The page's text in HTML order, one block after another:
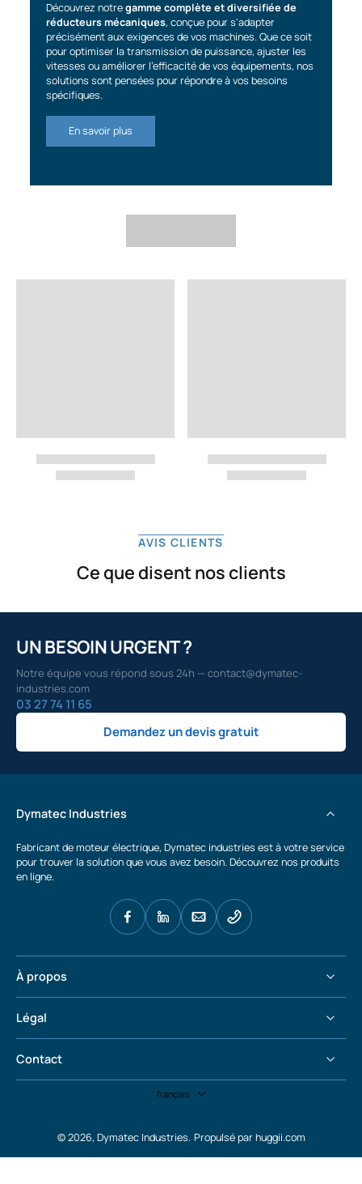
Découvrez notregamme complète et diversifiée de
réducteurs mécaniques, conçue pour s'adapter
précisément aux exigences de vos machines. Que ce soit
pour optimiser la transmission de puissance, ajuster les
vitesses ou améliorer l'efficacité de vos équipements, nos
solutions sont pensées pour répondre à vos besoins
spécifiques.
En savoir plus
AVIS CLIENTS
Ce que disent nos clients
UN BESOIN URGENT ?
Notre équipe vous répond sous 24h — contact@dymatec-
industries.com
03 27 74 11 65
Demandez un devis gratuit
Dymatec Industries
Fabricant de moteur électrique, Dymatec industries est à votre service
pour trouver la solution que vous avez besoin. Découvrez nos produits
en ligne.
À propos
Légal
Contact
français
© 2026, Dymatec Industries. Propulsé par huggii.com